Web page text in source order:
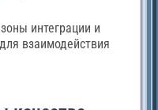
интеграции и
взаимодействия